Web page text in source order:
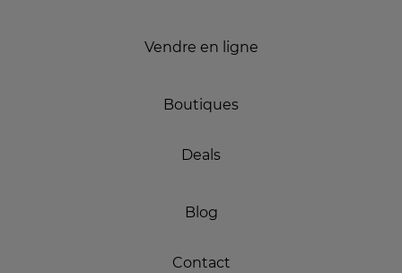
Vendre en ligne
Boutiques
Deals
Blog
Contact